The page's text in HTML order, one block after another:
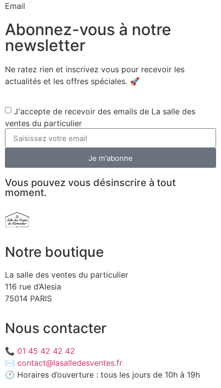
Email
Abonnez-vous à notre
newsletter
Ne ratez rien et inscrivez vous pour recevoir les
actualités et les offres spéciales. 🚀​
J'accepte de recevoir des emails de La salle des
ventes du particulier
Je m'abonne
Vous pouvez vous désinscrire à tout
moment.
Notre boutique
La salle des ventes du particulier
116 rue d’Alesia
75014 PARIS
Nous contacter
📞 01 45 42 42 42
✉️ contact@lasalledesventes.fr
🕐 Horaires d’ouverture : tous les jours de 10h à 19h